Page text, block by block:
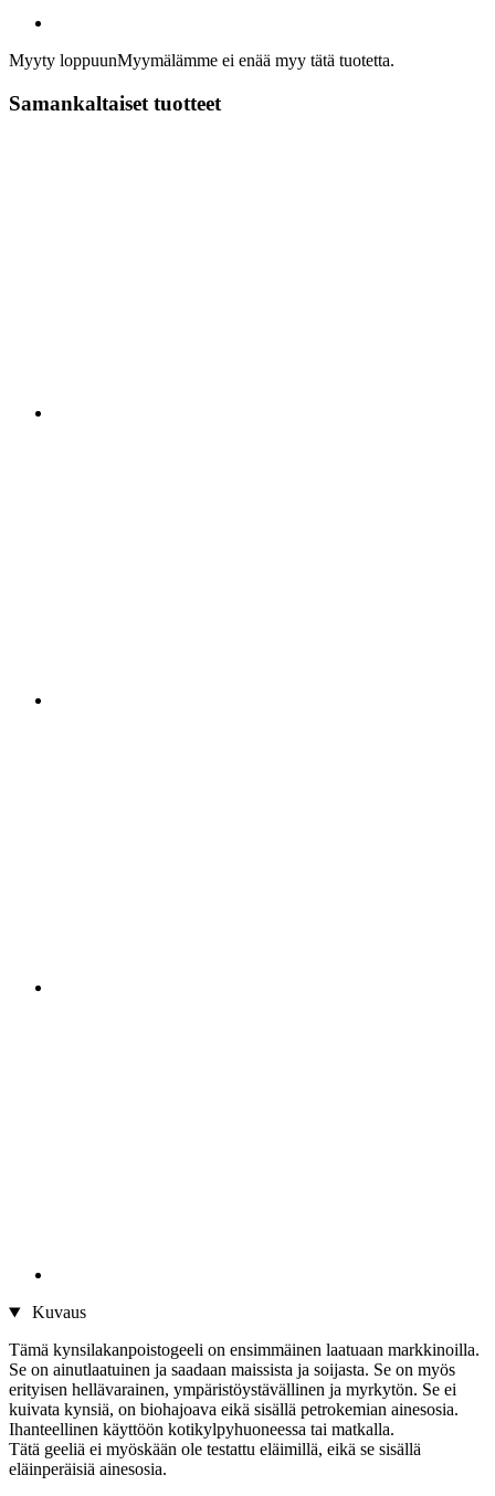
Myyty loppuunMyymälämme ei enää myy tätä tuotetta.
Samankaltaiset tuotteet
Kuvaus
Tämä kynsilakanpoistogeeli on ensimmäinen laatuaan markkinoilla.
Se on ainutlaatuinen ja saadaan maissista ja soijasta. Se on myös
erityisen hellävarainen, ympäristöystävällinen ja myrkytön. Se ei
kuivata kynsiä, on biohajoava eikä sisällä petrokemian ainesosia.
Ihanteellinen käyttöön kotikylpyhuoneessa tai matkalla.
Tätä geeliä ei myöskään ole testattu eläimillä, eikä se sisällä
eläinperäisiä ainesosia.